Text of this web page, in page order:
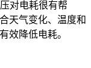
对电耗很有帮
天气变化、温度和
效降低电耗。